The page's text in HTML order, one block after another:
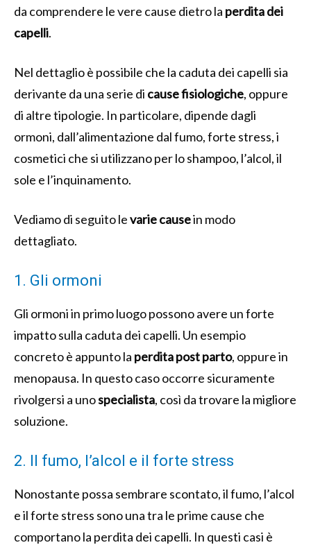
da comprendere le vere cause dietro la perdita dei
capelli.
Nel dettaglio è possibile che la caduta dei capelli sia
derivante da una serie di cause fisiologiche, oppure
di altre tipologie. In particolare, dipende dagli
ormoni, dall’alimentazione dal fumo, forte stress, i
cosmetici che si utilizzano per lo shampoo, l’alcol, il
sole e l’inquinamento.
Vediamo di seguito levarie causein modo
dettagliato.
1. Gli ormoni
Gli ormoni in primo luogo possono avere un forte
impatto sulla caduta dei capelli. Un esempio
concreto è appunto la perdita post parto, oppure in
menopausa. In questo caso occorre sicuramente
rivolgersi a unospecialista, così da trovare la migliore
soluzione.
2. Il fumo, l’alcol e il forte stress
Nonostante possa sembrare scontato, il fumo, l’alcol
e il forte stress sono una tra le prime cause che
comportano la perdita dei capelli. In questi casi è